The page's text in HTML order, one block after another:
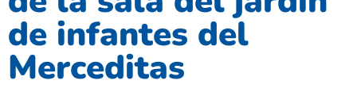
de infantes del
Merceditas